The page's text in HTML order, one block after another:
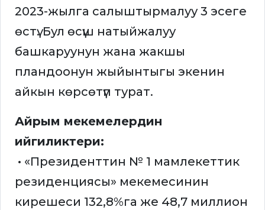
2023-жылга салыштырмалуу 3 эсеге
өстү. Бул өсүш натыйжалуу
башкаруунун жана жакшы
пландоонун жыйынтыгы экенин
айкын көрсөтүп турат.
Айрым мекемелердин
ийгиликтери:
• «Президенттин № 1 мамлекеттик
резиденциясы» мекемесинин
кирешеси 132,8%га же 48,7 миллион